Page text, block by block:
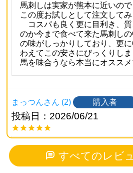
馬刺しは実家が熊本に近いので
この度お試しとして注文してみ
コスパも良く更に目利き、
のか今まで食べて来た馬刺し
の味がしっかりしており、更
わえてこの安さにびっくりしま
馬を味合うなら本当にオススメ
まっつん 2 購入者
投稿日
2026/06/21
父の日のプレゼントとして購
美味しかった｣と本当に喜んで
よかったなと思いました。ま
すべてのレビ